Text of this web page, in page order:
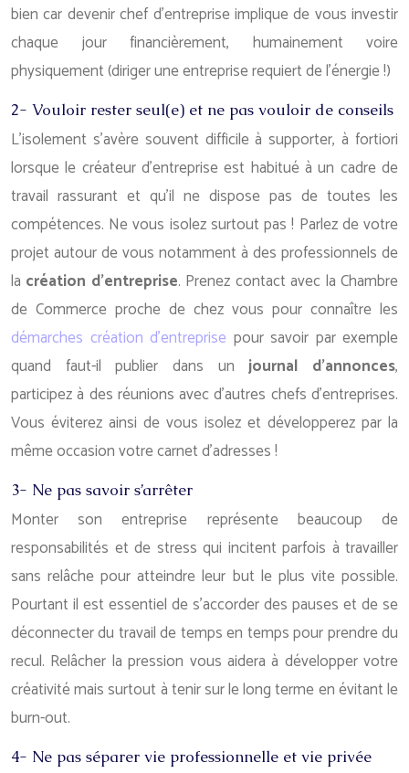
bien car devenir chef d’entreprise implique de vous investir
chaque jour financièrement, humainement voire
physiquement (diriger une entreprise requiert de l’énergie !)
2- Vouloir rester seul(e) et ne pas vouloir de conseils
L’isolement s’avère souvent difficile à supporter, à fortiori
lorsque le créateur d’entreprise est habitué à un cadre de
travail rassurant et qu’il ne dispose pas de toutes les
compétences. Ne vous isolez surtout pas ! Parlez de votre
projet autour de vous notamment à des professionnels de
la création d’entreprise. Prenez contact avec la Chambre
de Commerce proche de chez vous pour connaître les
démarches création d’entreprise pour savoir par exemple
quand faut-il publier dans unjournal d’annonces,
participez à des réunions avec d’autres chefs d’entreprises.
Vous éviterez ainsi de vous isolez et développerez par la
même occasion votre carnet d’adresses !
3- Ne pas savoir s’arrêter
Monter son entreprise représente beaucoup de
responsabilités et de stress qui incitent parfois à travailler
sans relâche pour atteindre leur but le plus vite possible.
Pourtant il est essentiel de s’accorder des pauses et de se
déconnecter du travail de temps en temps pour prendre du
recul. Relâcher la pression vous aidera à développer votre
créativité mais surtout à tenir sur le long terme en évitant le
burn-out.
4- Ne pas séparer vie professionnelle et vie privée